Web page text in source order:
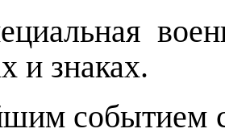
и знаках.
событием